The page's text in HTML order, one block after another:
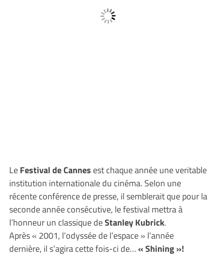
LeFestival de Cannes est chaque année une veritable
institution internationale du cinéma. Selon une
récente conférence de presse, il semblerait que pour la
seconde année consécutive, le festival mettra à
l’honneur un classique deStanley Kubrick.
Après « 2001, l’odyssée de l’espace » l’année
dernière, il s’agira cette fois-ci de…« Shining »!